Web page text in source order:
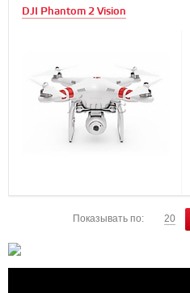
DJI Phantom 2 Vision
Показывать по: 20